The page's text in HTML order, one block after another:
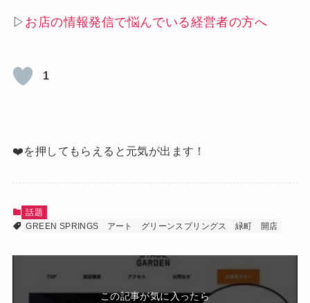
▷ お店の情報発信で悩んでいる経営者の方へ
1
❤️を押してもらえると元気が出ます！
話題
GREEN SPRINGS
アート グリーンスプリングス 緑町 開店
この記事が気に入ったら